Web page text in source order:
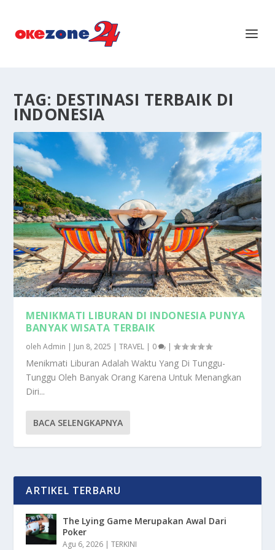
TAG: DESTINASI TERBAIK DI
INDONESIA
MENIKMATI LIBURAN DI INDONESIA PUNYA
BANYAK WISATA TERBAIK
olehAdmin | Jun 8, 2025 |TRAVEL | 0 |
Menikmati Liburan Adalah Waktu Yang Di Tunggu-
Tunggu Oleh Banyak Orang Karena Untuk Menangkan
Diri...
BACA SELENGKAPNYA
ARTIKEL TERBARU
The Lying Game Merupakan Awal Dari
Poker
Agu 6, 2026 |TERKINI